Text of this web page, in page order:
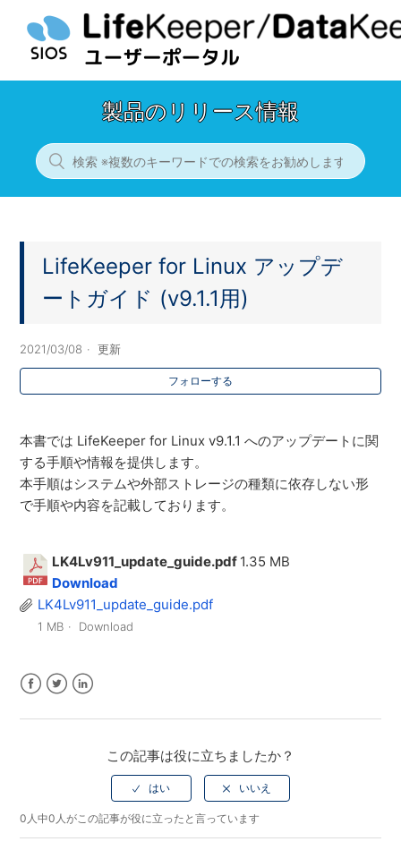
製品のリリース情報
LifeKeeper for Linux アップデ
ートガイド (v9.1.1用)
2021/03/08 更新
フォローする
本書では LifeKeeper for Linux v9.1.1 へのアップデートに関
する手順や情報を提供します。
本手順はシステムや外部ストレージの種類に依存しない形
で手順や内容を記載しております。
LK4Lv911_update_guide.pdf 1.35 MB
Download
LK4Lv911_update_guide.pdf
1 MB Download
この記事は役に立ちましたか？
0人中0人がこの記事が役に立ったと言っています